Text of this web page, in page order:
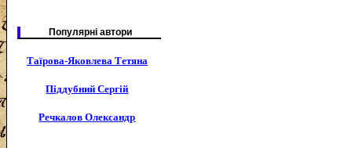
Популярні автори
Таїрова-Яковлева Тетяна
Піддубний Сергій
Речкалов Олександр